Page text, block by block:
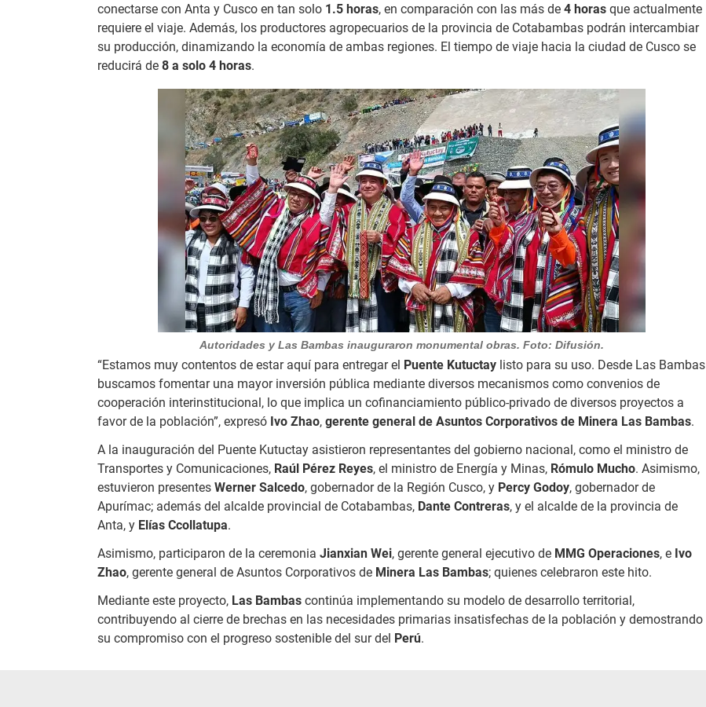
conectarse con Anta y Cusco en tan solo 1.5 horas, en comparación con las más de 4 horas que actualmente
requiere el viaje. Además, los productores agropecuarios de la provincia de Cotabambas podrán intercambiar
su producción, dinamizando la economía de ambas regiones. El tiempo de viaje hacia la ciudad de Cusco se
reducirá de 8 a solo 4 horas.
Autoridades y Las Bambas inauguraron monumental obras. Foto: Difusión.
“Estamos muy contentos de estar aquí para entregar el Puente Kutuctaylisto para su uso. Desde Las Bambas
buscamos fomentar una mayor inversión pública mediante diversos mecanismos como convenios de
cooperación interinstitucional, lo que implica un cofinanciamiento público-privado de diversos proyectos a
favor de la población”, expresó Ivo Zhao, gerente general de Asuntos Corporativos de Minera Las Bambas.
A la inauguración del Puente Kutuctay asistieron representantes del gobierno nacional, como el ministro de
Transportes y Comunicaciones, Raúl Pérez Reyes, el ministro de Energía y Minas, Rómulo Mucho. Asimismo,
estuvieron presentes Werner Salcedo, gobernador de la Región Cusco, y Percy Godoy, gobernador de
Apurímac; además del alcalde provincial de Cotabambas, Dante Contreras, y el alcalde de la provincia de
Anta, y Elías Ccollatupa.
Asimismo, participaron de la ceremonia Jianxian Wei, gerente general ejecutivo de MMG Operaciones, e Ivo
Zhao, gerente general de Asuntos Corporativos de Minera Las Bambas; quienes celebraron este hito.
Mediante este proyecto,Las Bambas continúa implementando su modelo de desarrollo territorial,
contribuyendo al cierre de brechas en las necesidades primarias insatisfechas de la población y demostrando
su compromiso con el progreso sostenible del sur del Perú.